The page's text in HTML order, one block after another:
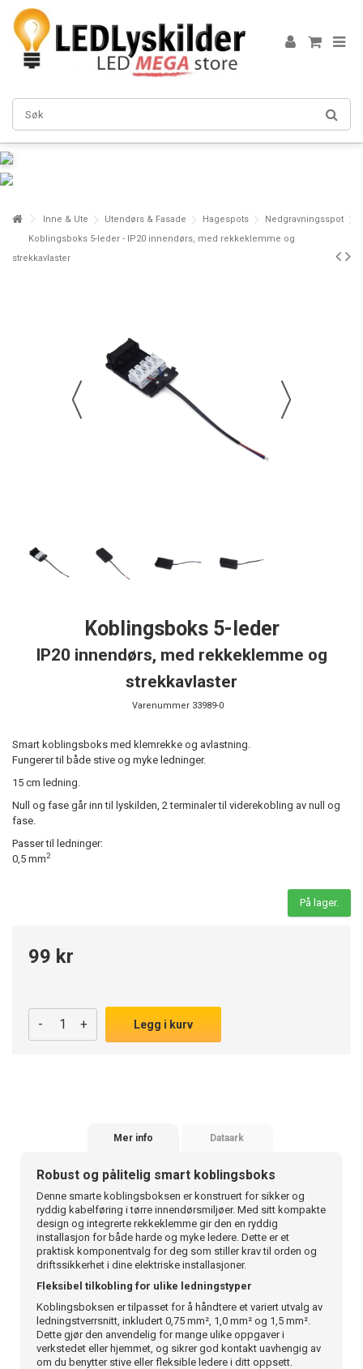
Inne & Ute Utendørs & Fasade Hagespots
Nedgravningsspot
Koblingsboks 5-leder - IP20 innendørs, med rekkeklemme og
strekkavlaster
Koblingsboks 5-leder
IP20 innendørs, med rekkeklemme og
strekkavlaster
Varenummer 33989-0
Smart koblingsboks med klemrekke og avlastning.
Fungerer til både stive og myke ledninger.
15 cm ledning.
Null og fase går inn til lyskilden, 2 terminaler til viderekobling av null og
fase.
Passer til ledninger:
0,5 mm2
På lager.
99 kr
- + Legg i kurv
Mer info Dataark
Robust og pålitelig smart koblingsboks
Denne smarte koblingsboksen er konstruert for sikker og
ryddig kabelføring i tørre innendørsmiljøer. Med sitt kompakte
design og integrerte rekkeklemme gir den en ryddig
installasjon for både harde og myke ledere. Dette er et
praktisk komponentvalg for deg som stiller krav til orden og
driftssikkerhet i dine elektriske installasjoner.
Fleksibel tilkobling for ulike ledningstyper
Koblingsboksen er tilpasset for å håndtere et variert utvalg av
ledningstverrsnitt, inkludert 0,75 mm², 1,0 mm² og 1,5 mm².
Dette gjør den anvendelig for mange ulike oppgaver i
verkstedet eller hjemmet, og sikrer god kontakt uavhengig av
om du benytter stive eller fleksible ledere i ditt oppsett.